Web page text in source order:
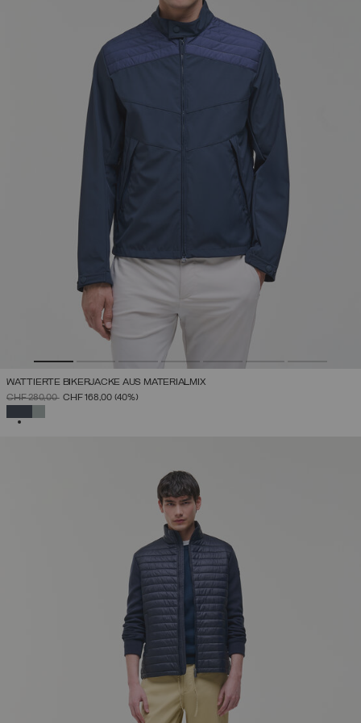
WATTIERTE BIKERJACKE AUS MATERIALMIX
PREIS REDUZIERT VON
CHF 280,00AUF
CHF 168,00 (40%)